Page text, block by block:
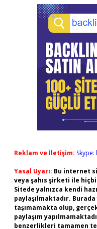
Reklam ve İletişim:
Yasal Uyarı: Bu internet
veya şahıs şirketi ile
Sitede yalnızca kendi
paylaşılmaktadır.
taşımamakta olup,
paylaşım
benzerlikleri tamamen